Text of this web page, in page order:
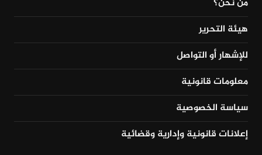
من نحن؟
هيئة التحرير
للإشهار أو التواصل
معلومات قانونية
سياسة الخصوصية
إعلانات قانونية وإدارية وقضائية